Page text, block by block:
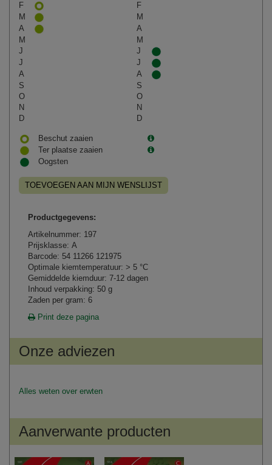
F
F
M
M
A
A
M
M
J
J
J
J
A
A
S
S
O
O
N
N
D
D
Beschut zaaien
Ter plaatse zaaien
Oogsten
TOEVOEGEN AAN MIJN WENSLIJST
Productgegevens:
Artikelnummer: 197
Prijsklasse: A
Barcode: 54 11266 121975
Optimale kiemtemperatuur: > 5 °C
Gemiddelde kiemduur: 7-12 dagen
Inhoud verpakking: 50 g
Zaden per gram: 6
Print deze pagina
Onze adviezen
Alles weten over erwten
Aanverwante producten